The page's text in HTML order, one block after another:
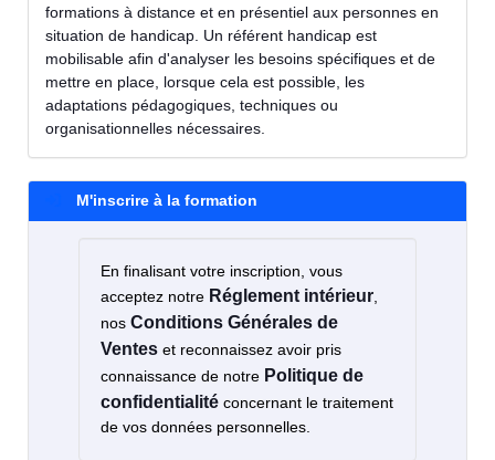
formations à distance et en présentiel aux personnes en
situation de handicap. Un référent handicap est
mobilisable afin d'analyser les besoins spécifiques et de
mettre en place, lorsque cela est possible, les
adaptations pédagogiques, techniques ou
organisationnelles nécessaires.
M'inscrire à la formation
En finalisant votre inscription, vous
acceptez notre Réglement intérieur,
nos Conditions Générales de
Ventes et reconnaissez avoir pris
connaissance de notre Politique de
confidentialité concernant le traitement
de vos données personnelles.